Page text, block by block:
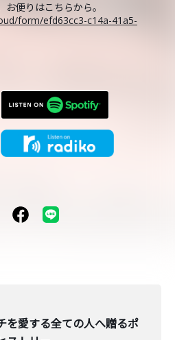
便りはこちらから。
form/efd63cc3-c14a-41a5-
を愛する全ての人へ贈るポ